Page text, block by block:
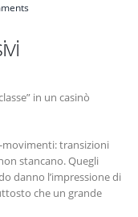
in un casinò
movimenti: transizioni
stancano. Quegli
danno l’impressione di
che un grande